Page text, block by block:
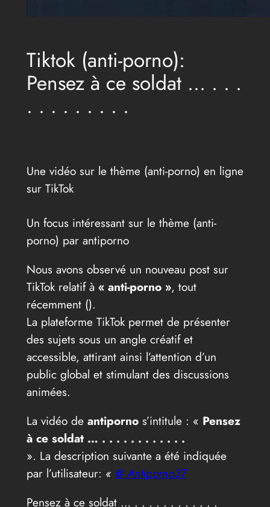
Tiktok (anti-porno):
Pensez à ce soldat … . . .
. . . . . . . . .
Une vidéo sur le thème (anti-porno) en ligne
sur TikTok
Un focus intéressant sur le thème (anti-
porno) par antiporno
Nous avons observé un nouveau post sur
TikTok relatif à « anti-porno », tout
récemment ().
La plateforme TikTok permet de présenter
des sujets sous un angle créatif et
accessible, attirant ainsi l’attention d’un
public global et stimulant des discussions
animées.
La vidéo de antipornos’intitule : « Pensez
à ce soldat … . . . . . . . . . . . .
». La description suivante a été indiquée
par l’utilisateur: « @ Antiporno37
Pensez à ce soldat … . . . . . . . . . . . .